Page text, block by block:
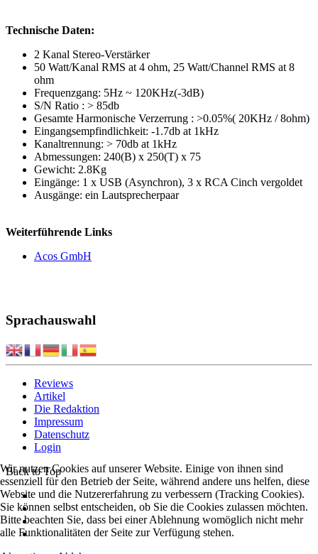
Technische Daten:
2 Kanal Stereo-Verstärker
50 Watt/Kanal RMS at 4 ohm, 25 Watt/Channel RMS at 8
ohm
Frequenzgang: 5Hz ~ 120KHz(-3dB)
S/N Ratio : > 85db
Gesamte Harmonische Verzerrung : >0.05%( 20KHz / 8ohm)
Eingangsempfindlichkeit: -1.7db at 1kHz
Kanaltrennung: > 70db at 1kHz
Abmessungen: 240(B) x 250(T) x 75
Gewicht: 2.8Kg
Eingänge: 1 x USB (Asynchron), 3 x RCA Cinch vergoldet
Ausgänge: ein Lautsprecherpaar
Weiterführende Links
Acos GmbH
Sprachauswahl
Reviews
Artikel
Die Redaktion
Impressum
Datenschutz
Login
Back to Top
Wir nutzen Cookies auf unserer Website. Einige von ihnen sind
essenziell für den Betrieb der Seite, während andere uns helfen, diese
Website und die Nutzererfahrung zu verbessern (Tracking Cookies).
Sie können selbst entscheiden, ob Sie die Cookies zulassen möchten.
Bitte beachten Sie, dass bei einer Ablehnung womöglich nicht mehr
alle Funktionalitäten der Seite zur Verfügung stehen.